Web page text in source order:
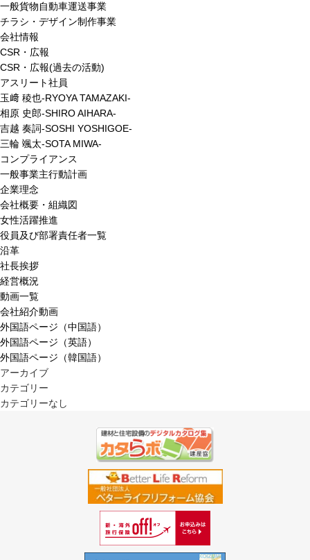
一般貨物自動車運送事業
チラシ・デザイン制作事業
会社情報
CSR・広報
CSR・広報(過去の活動)
アスリート社員
玉﨑 稜也-RYOYA TAMAZAKI-
相原 史郎-SHIRO AIHARA-
吉越 奏詞-SOSHI YOSHIGOE-
三輪 颯太-SOTA MIWA-
コンプライアンス
一般事業主行動計画
企業理念
会社概要・組織図
女性活躍推進
役員及び部署責任者一覧
沿革
社長挨拶
経営概況
動画一覧
会社紹介動画
外国語ページ（中国語）
外国語ページ（英語）
外国語ページ（韓国語）
アーカイブ
カテゴリー
カテゴリーなし